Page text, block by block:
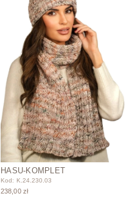
HASU-KOMPLET
Kod: K.24.230.03
238,00 zł